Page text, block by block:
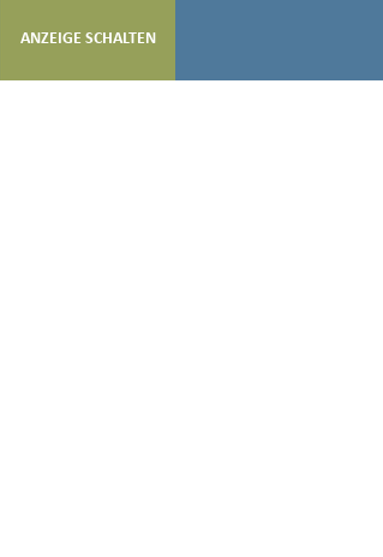
ANZEIGE SCHALTEN